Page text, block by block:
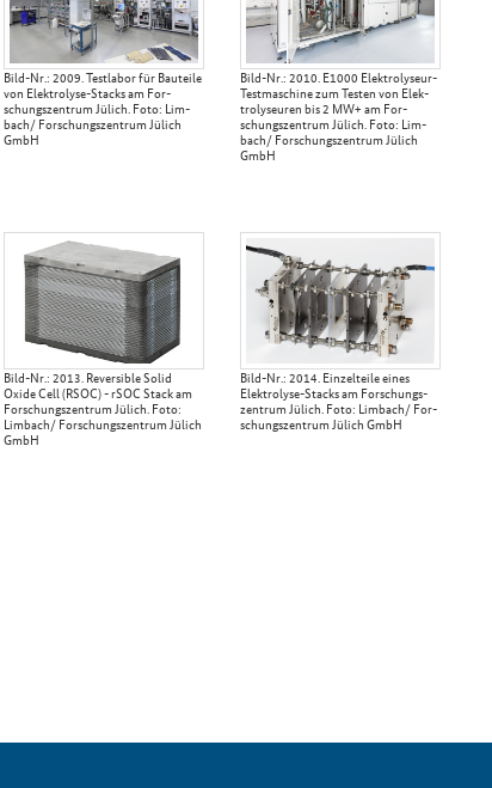
Bild-​Nr.: 2009. Test­la­bor für Bau­tei­le
von Elektrolyse-​Stacks am For­
schungs­zen­trum Jü­lich. Foto: Lim­
bach/ For­schungs­zen­trum Jü­lich
GmbH
Bild-​Nr.: 2010. E1000 Elektrolyseur-​
Testmaschine zum Tes­ten von Elek­
tro­ly­seu­ren bis 2 MW+ am For­
schungs­zen­trum Jü­lich. Foto: Lim­
bach/ For­schungs­zen­trum Jü­lich
GmbH
Bild-​Nr.: 2013. Re­ver­si­ble Solid
Oxide Cell (RSOC) - rSOC Stack am
For­schungs­zen­trum Jü­lich. Foto:
Lim­bach/ For­schungs­zen­trum Jü­lich
GmbH
Bild-​Nr.: 2014. Ein­zel­tei­le eines
Elektrolyse-​Stacks am For­schungs­
zen­trum Jü­lich. Foto: Lim­bach/ For­
schungs­zen­trum Jü­lich GmbH